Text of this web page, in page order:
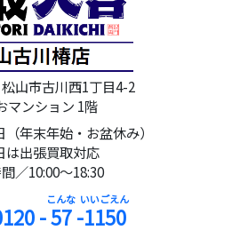
山市古川西1丁目4-2
マンション 1階
年末年始・お盆休み）
は出張買取対応
／10:00～18:30
-57-1150